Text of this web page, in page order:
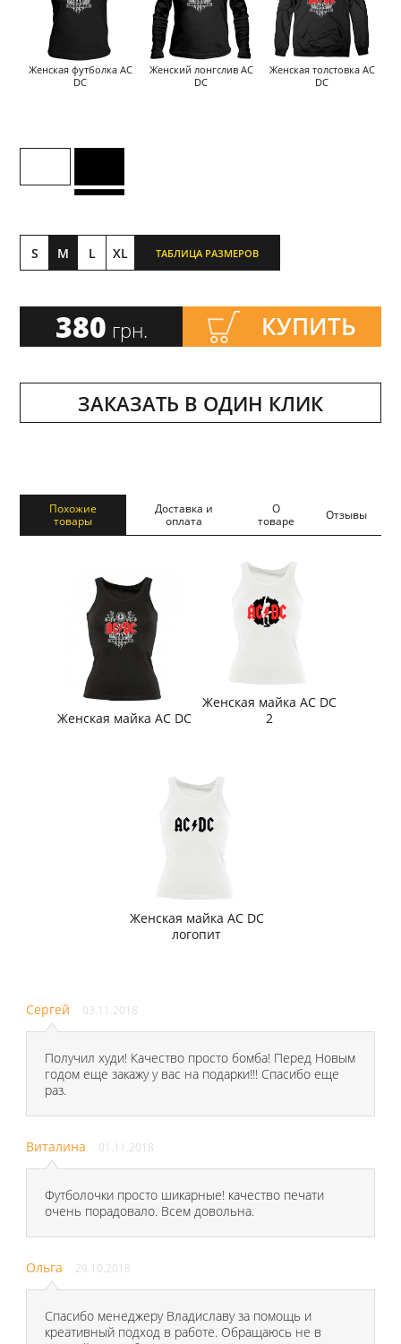
Женская футболка AC
DC
Женский лонгслив AC
DC
Женская толстовка AC
DC
S M L XL ТАБЛИЦА РАЗМЕРОВ
380 грн. КУПИТЬ
ЗАКАЗАТЬ В ОДИН КЛИК
Похожие
товары
Доставка и
оплата
О
товаре
Отзывы
Женская майка AC DC
Женская майка AC DC
2
Женская майка AC DC
логопит
Сергей 03.11.2018
Получил худи! Качество просто бомба! Перед Новым
годом еще закажу у вас на подарки!!! Спасибо еще
раз.
Виталина 01.11.2018
Футболочки просто шикарные! качество печати
очень порадовало. Всем довольна.
Ольга 29.10.2018
Спасибо менеджеру Владиславу за помощь и
креативный подход в работе. Обращаюсь не в